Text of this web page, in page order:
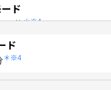
ド
分＊※4
ド
＊※4